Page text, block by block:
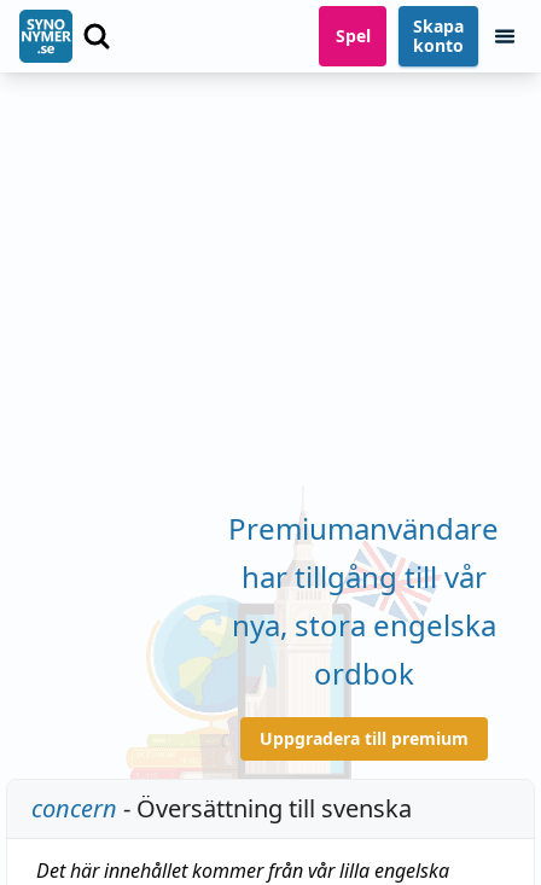
Spel
Skapa
konto
Premiumanvändare
har tillgång till vår
nya, stora engelska
ordbok
Uppgradera till premium
concern - Översättning till svenska
Det här innehållet kommer från vår lilla engelska